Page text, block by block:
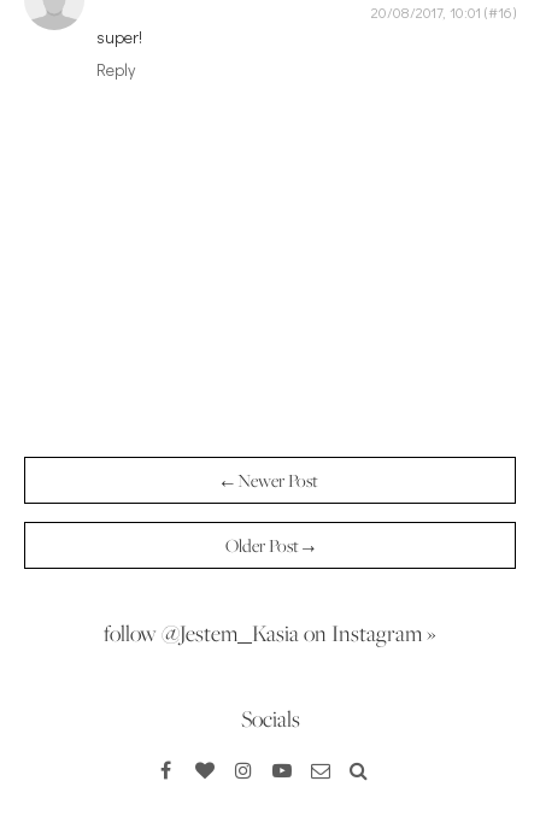
20/08/2017, 10:01
super!
Reply
← Newer Post
Older Post →
follow @Jestem_Kasia on Instagram »
Socials